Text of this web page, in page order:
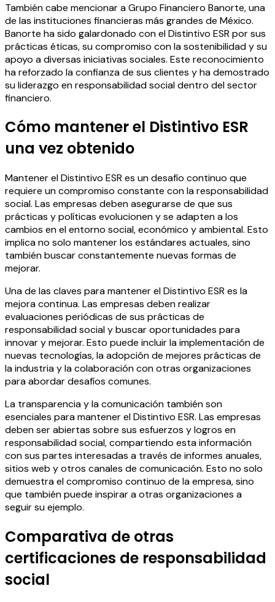
También cabe mencionar a Grupo Financiero Banorte, una
de las instituciones financieras más grandes de México.
Banorte ha sido galardonado con el Distintivo ESR por sus
prácticas éticas, su compromiso con la sostenibilidad y su
apoyo a diversas iniciativas sociales. Este reconocimiento
ha reforzado la confianza de sus clientes y ha demostrado
su liderazgo en responsabilidad social dentro del sector
financiero.
Cómo mantener el Distintivo ESR
una vez obtenido
Mantener el Distintivo ESR es un desafío continuo que
requiere un compromiso constante con la responsabilidad
social. Las empresas deben asegurarse de que sus
prácticas y políticas evolucionen y se adapten a los
cambios en el entorno social, económico y ambiental. Esto
implica no solo mantener los estándares actuales, sino
también buscar constantemente nuevas formas de
mejorar.
Una de las claves para mantener el Distintivo ESR es la
mejora continua. Las empresas deben realizar
evaluaciones periódicas de sus prácticas de
responsabilidad social y buscar oportunidades para
innovar y mejorar. Esto puede incluir la implementación de
nuevas tecnologías, la adopción de mejores prácticas de
la industria y la colaboración con otras organizaciones
para abordar desafíos comunes.
La transparencia y la comunicación también son
esenciales para mantener el Distintivo ESR. Las empresas
deben ser abiertas sobre sus esfuerzos y logros en
responsabilidad social, compartiendo esta información
con sus partes interesadas a través de informes anuales,
sitios web y otros canales de comunicación. Esto no solo
demuestra el compromiso continuo de la empresa, sino
que también puede inspirar a otras organizaciones a
seguir su ejemplo.
Comparativa de otras
certificaciones de responsabilidad
social